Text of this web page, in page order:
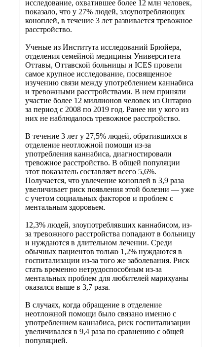
исследование, охватившее более 12 млн человек,
показало, что у 27% людей, злоупотребляющих
коноплей, в течение 3 лет развивается тревожное
расстройство.
Ученые из Института исследований Брюйера,
отделения семейной медицины Университета
Оттавы, Оттавской больницы и ICES провели
самое крупное исследование, посвященное
изучению связи между употреблением каннабиса
и тревожными расстройствами. В нем приняли
участие более 12 миллионов человек из Онтарио
за период с 2008 по 2019 год. Ранее ни у кого из
них не наблюдалось тревожное расстройство.
В течение 3 лет у 27,5% людей, обратившихся в
отделение неотложной помощи из-за
употребления каннабиса, диагностировали
тревожное расстройство. В общей популяции
этот показатель составляет всего 5,6%.
Получается, что увлечение коноплей в 3,9 раза
увеличивает риск появления этой болезни — уже
с учетом социальных факторов и проблем с
ментальным здоровьем.
12,3% людей, злоупотреблявших каннабисом, из-
за тревожного расстройства попадают в больницу
и нуждаются в длительном лечении. Среди
обычных пациентов только 1,2% нуждаются в
госпитализации из-за того же заболевания. Риск
стать временно нетрудоспособным из-за
ментальных проблем для любителей марихуаны
оказался выше в 3,7 раза.
В случаях, когда обращение в отделение
неотложной помощи было связано именно с
употреблением каннабиса, риск госпитализации
увеличивался в 9,4 раза по сравнению с общей
популяцией.